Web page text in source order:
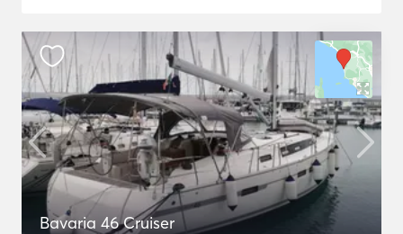
Bavaria 46 Cruiser